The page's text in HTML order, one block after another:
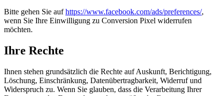
Bitte gehen Sie aufhttps://www.facebook.com/ads/preferences/,
wenn Sie Ihre Einwilligung zu Conversion Pixel widerrufen
möchten.
Ihre Rechte
Ihnen stehen grundsätzlich die Rechte auf Auskunft, Berichtigung,
Löschung, Einschränkung, Datenübertragbarkeit, Widerruf und
Widerspruch zu. Wenn Sie glauben, dass die Verarbeitung Ihrer